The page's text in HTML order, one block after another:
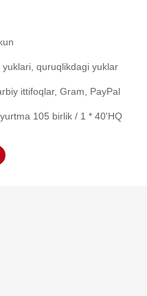
yuklari, quruqlikdagi yuklar
ittifoqlar, Gram, PayPal
105 birlik / 1 * 40'HQ